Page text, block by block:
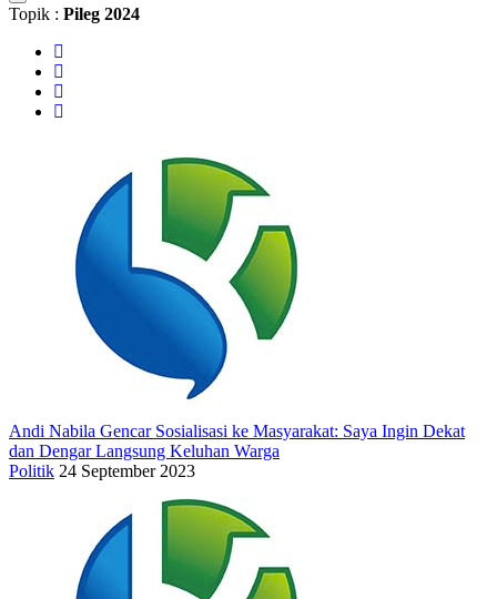
Topik : Pileg 2024
Andi Nabila Gencar Sosialisasi ke Masyarakat: Saya Ingin Dekat
dan Dengar Langsung Keluhan Warga
Politik 24 September 2023